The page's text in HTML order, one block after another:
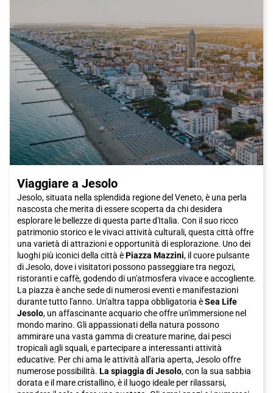
Viaggiare a Jesolo
Jesolo, situata nella splendida regione del Veneto, è una perla
nascosta che merita di essere scoperta da chi desidera
esplorare le bellezze di questa parte d'Italia. Con il suo ricco
patrimonio storico e le vivaci attività culturali, questa città offre
una varietà di attrazioni e opportunità di esplorazione. Uno dei
luoghi più iconici della città èPiazza Mazzini, il cuore pulsante
di Jesolo, dove i visitatori possono passeggiare tra negozi,
ristoranti e caffè, godendo di un'atmosfera vivace e accogliente.
La piazza è anche sede di numerosi eventi e manifestazioni
durante tutto l'anno. Un'altra tappa obbligatoria èSea Life
Jesolo, un affascinante acquario che offre un'immersione nel
mondo marino. Gli appassionati della natura possono
ammirare una vasta gamma di creature marine, dai pesci
tropicali agli squali, e partecipare a interessanti attività
educative. Per chi ama le attività all'aria aperta, Jesolo offre
numerose possibilità. La spiaggia di Jesolo, con la sua sabbia
dorata e il mare cristallino, è il luogo ideale per rilassarsi,